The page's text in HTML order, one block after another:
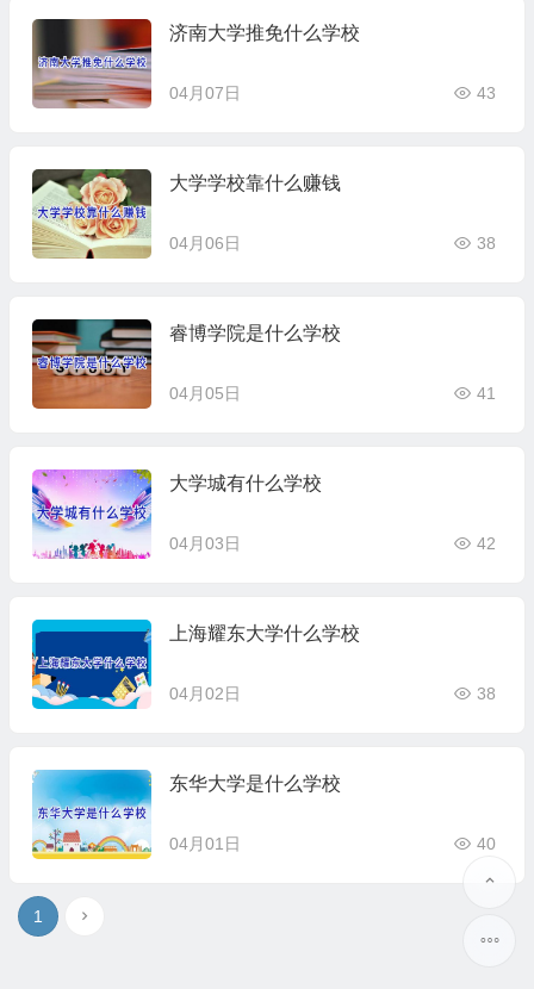
济南大学推免什么学校
04月07日 43
大学学校靠什么赚钱
04月06日 38
睿博学院是什么学校
04月05日 41
大学城有什么学校
04月03日 42
上海耀东大学什么学校
04月02日 38
东华大学是什么学校
04月01日 40
1